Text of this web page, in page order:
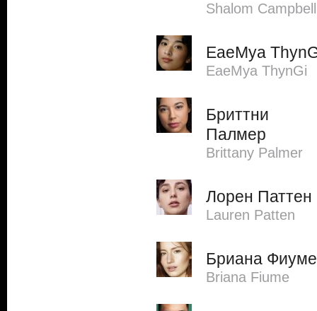
Shalom Campbell
EaeMya
EaeMya ThynGi
Бриттни
Палмер
Brittany Palmer
Лорен Паттен
Lauren Patten
Бриана Фиуме
Briana Fiume